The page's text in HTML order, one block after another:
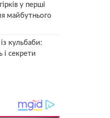
у перші
майбутнього
кульбаби:
і секрети